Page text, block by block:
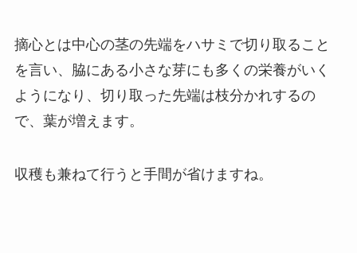
摘心とは中心の茎の先端をハサミで切り取ること
を言い、脇にある小さな芽にも多くの栄養がいく
ようになり、切り取った先端は枝分かれするの
で、葉が増えます。
収穫も兼ねて行うと手間が省けますね。